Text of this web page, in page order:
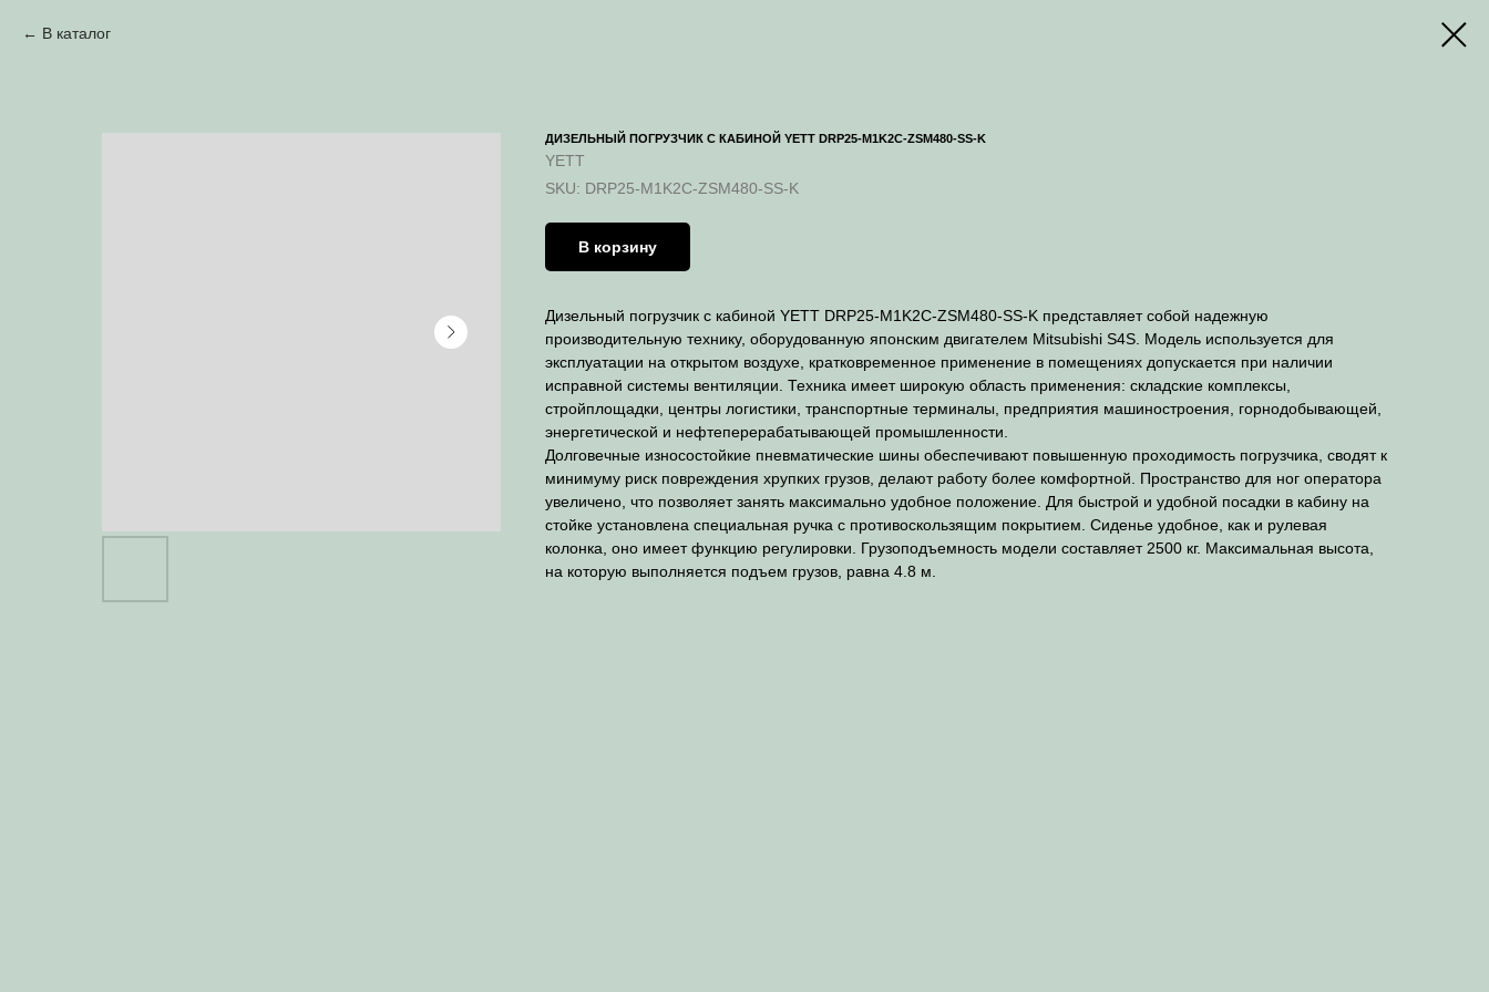
В каталог
ДИЗЕЛЬНЫЙ ПОГРУЗЧИК С КАБИНОЙ YETT DRP25-M1K2C-ZSM480-SS-K
YETT
SKU: DRP25-M1K2C-ZSM480-SS-K
В корзину
Дизельный погрузчик с кабиной YETT DRP25-M1K2C-ZSM480-SS-K представляет собой надежную
производительную технику, оборудованную японским двигателем Mitsubishi S4S. Модель используется для
эксплуатации на открытом воздухе, кратковременное применение в помещениях допускается при наличии
исправной системы вентиляции. Техника имеет широкую область применения: складские комплексы,
стройплощадки, центры логистики, транспортные терминалы, предприятия машиностроения, горнодобывающей,
энергетической и нефтеперерабатывающей промышленности.
Долговечные износостойкие пневматические шины обеспечивают повышенную проходимость погрузчика, сводят к
минимуму риск повреждения хрупких грузов, делают работу более комфортной. Пространство для ног оператора
увеличено, что позволяет занять максимально удобное положение. Для быстрой и удобной посадки в кабину на
стойке установлена специальная ручка с противоскользящим покрытием. Сиденье удобное, как и рулевая
колонка, оно имеет функцию регулировки. Грузоподъемность модели составляет 2500 кг. Максимальная высота,
на которую выполняется подъем грузов, равна 4.8 м.